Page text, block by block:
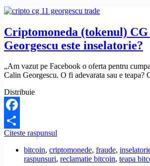
phishing?
Criptomoneda (tokenul)
Georgescu este inselatorie?
„Am vazut pe Facebook o oferta pentru
Calin Georgescu. O fi adevarata sau e teapa?
Distribuie
Facebook
Partajează
Citeste raspunsul
CG
11
bitcoin, criptomonede, fraude,
raspunsuri, reclamatie bitcoin, teapa